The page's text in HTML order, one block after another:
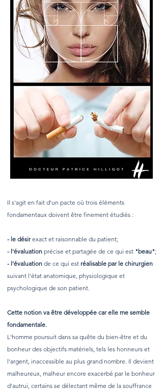
Il s'agit en fait d'un pacte où trois éléments
fondamentaux doivent être finement étudiés :
- le désirexact et raisonnable du patient;
- l'évaluation précise et partagée de ce qui est "beau";
- l'évaluation de ce qui est réalisable par le chirurgien
suivant l'état anatomique, physiologique et
psychologique de son patient.
Cette notion va être développée car elle me semble
fondamentale.
L'homme poursuit dans sa quête du bien-être et du
bonheur des objectifs matériels, tels les honneurs et
l'argent, inaccessible au plus grand nombre. Il devient
malheureux, malheur encore exacerbé par le bonheur
d'autrui, certains se délectant même de la souffrance